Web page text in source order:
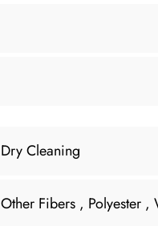
Dry Cleaning
Other Fibers , Polyester ,